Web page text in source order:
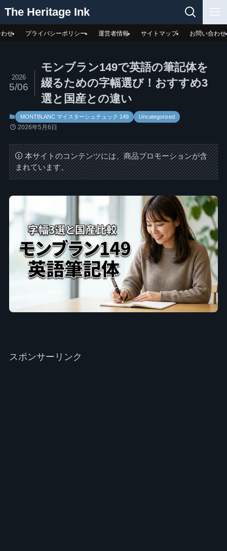
The Heritage Ink
せ プライバシーポリシー 運営者情報 サイトマップ お問い合わせ
モンブラン149で英語の筆記体を
綴るための字幅選び！おすすめ3
選と国産との違い
2026
5/06
MONTBLANC マイスターシュテュック 149 Uncategorized
2026年5月6日
本サイトのコンテンツには、商品プロモーションが含
まれています。
スポンサーリンク